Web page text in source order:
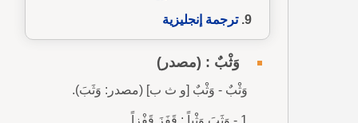
ترجمة إنجليزية
وَثْبٌ : (مصدر)
وَثْبٌ - وَثْبٌ [و ث ب] (مصدر: وَثَبَ).
1 - وَثَبَ وَثْباً : قَفَزَ قَفْزاً.